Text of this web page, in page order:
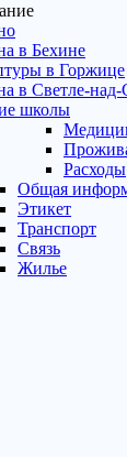
в Бехине
в Горжице
в Светле-над-
школы
Расходы
Общая
Этикет
Транспорт
Связь
Жилье